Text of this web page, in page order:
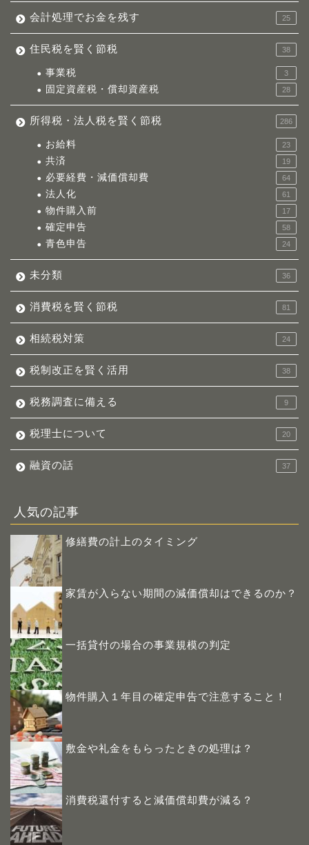
会計処理でお金を残す 25
住民税を賢く節税 38
事業税 3
固定資産税・償却資産税 28
所得税・法人税を賢く節税 286
お給料 23
共済 19
必要経費・減価償却費 64
法人化 61
物件購入前 17
確定申告 58
青色申告 24
未分類 36
消費税を賢く節税 81
相続税対策 24
税制改正を賢く活用 38
税務調査に備える 9
税理士について 20
融資の話 37
人気の記事
修繕費の計上のタイミング
家賃が入らない期間の減価償却はできるのか？
一括貸付の場合の事業規模の判定
物件購入１年目の確定申告で注意すること！
敷金や礼金をもらったときの処理は？
消費税還付すると減価償却費が減る？